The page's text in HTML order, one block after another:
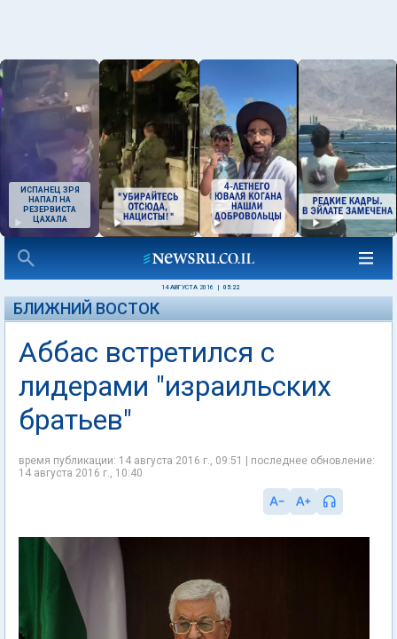
ИСПАНЕЦ ЗРЯ
НАПАЛ НА
РЕЗЕРВИСТА
ЦАХАЛА
14 АВГУСТА 2016 05:22
БЛИЖНИЙ ВОСТОК
Аббас встретился с
лидерами "израильских
братьев"
время публикации: 14 августа 2016 г., 09:51 | последнее обновление:
14 августа 2016 г., 10:40